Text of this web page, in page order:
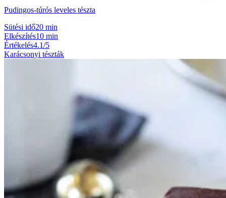
Pudingos-túrós leveles tészta
Sütési idő20 min
Elkészítés10 min
Értékelés4.1/5
Karácsonyi tészták